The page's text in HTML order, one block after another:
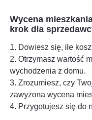
Wycena
krok dla
1. Dowiesz się, ile
2. Otrzymasz wartość
wychodzenia z domu.
3. Zrozumiesz, czy
zawyżona wycena
4. Przygotujesz się do